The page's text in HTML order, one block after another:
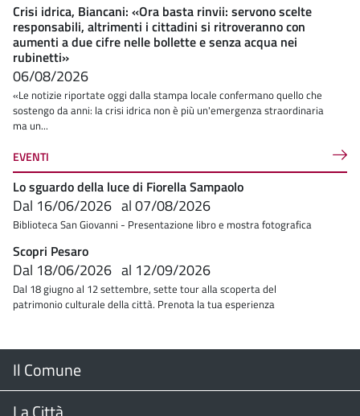
Crisi idrica, Biancani: «Ora basta rinvii: servono scelte
responsabili, altrimenti i cittadini si ritroveranno con
aumenti a due cifre nelle bollette e senza acqua nei
rubinetti»
06/08/2026
«Le notizie riportate oggi dalla stampa locale confermano quello che
sostengo da anni: la crisi idrica non è più un'emergenza straordinaria
ma un...
EVENTI
Lo sguardo della luce di Fiorella Sampaolo
Dal 16/06/2026 al07/08/2026
Biblioteca San Giovanni - Presentazione libro e mostra fotografica
Scopri Pesaro
Dal 18/06/2026 al 12/09/2026
Dal 18 giugno al 12 settembre, sette tour alla scoperta del
patrimonio culturale della città. Prenota la tua esperienza
Menu
Footer
Il Comune
Il Sindaco